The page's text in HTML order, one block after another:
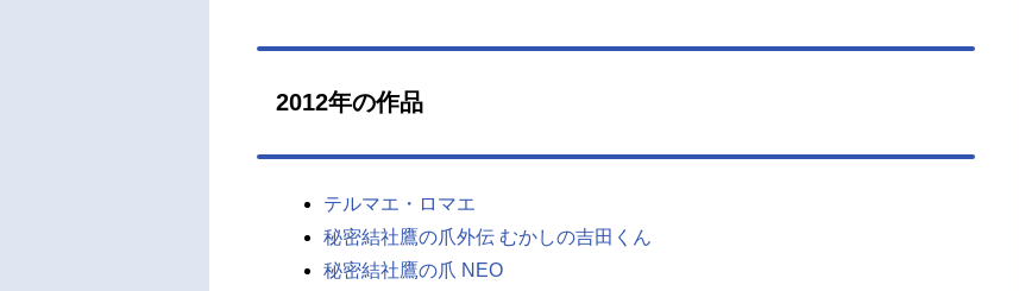
2012年の作品
テルマエ・ロマエ
秘密結社鷹の爪外伝 むかしの吉田くん
秘密結社鷹の爪 NEO